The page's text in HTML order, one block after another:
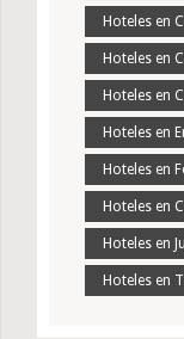
Hoteles en
Hoteles en
Hoteles en
Hoteles en
Hoteles en
Hoteles en
Hoteles en
Hoteles en